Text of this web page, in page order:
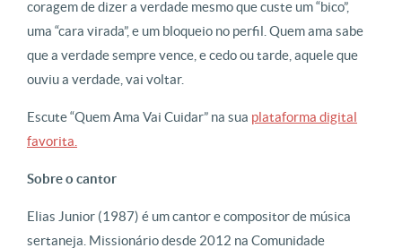
coragem de dizer a verdade mesmo que custe um “bico”,
uma “cara virada”, e um bloqueio no perfil. Quem ama sabe
que a verdade sempre vence, e cedo ou tarde, aquele que
ouviu a verdade, vai voltar.
Escute “Quem Ama Vai Cuidar” na sua plataforma digital
favorita.
Sobre o cantor
Elias Junior (1987) é um cantor e compositor de música
sertaneja. Missionário desde 2012 na Comunidade